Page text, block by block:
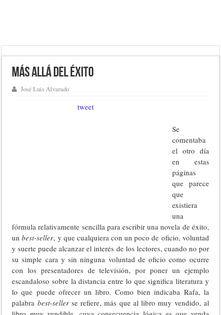
Más allá del éxito
José Luis Alvarado
tweet
Se
comentaba
el otro día
en estas
páginas
que parece
que
existiera
una
fórmula relativamente sencilla para escribir una novela de éxito,
unbest-seller, y que cualquiera con un poco de oficio, voluntad
y suerte puede alcanzar el interés de los lectores, cuando no por
su simple cara y sin ninguna voluntad de oficio como ocurre
con los presentadores de televisión, por poner un ejemplo
escandaloso sobre la distancia entre lo que significa literatura y
lo que puede ofrecer un libro. Como bien indicaba Rafa, la
palabra best-seller se refiere, más que al libro muy vendido, al